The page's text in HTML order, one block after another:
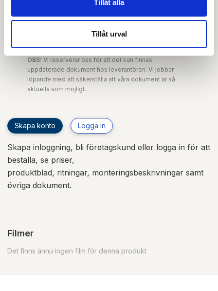
Tillåt alla
Tillåt urval
EPD-deklaration
OBS: Vi reserverar oss för att det kan finnas
uppdaterade dokument hos leverantören. Vi jobbar
löpande med att säkerställa att våra dokument är så
aktuella som möjligt.
Skapa konto Logga in
Skapa inloggning, bli företagskund eller logga in för att
beställa, se priser,
produktblad, ritningar, monteringsbeskrivningar samt
övriga dokument.
Filmer
Det finns ännu ingen film för denna produkt